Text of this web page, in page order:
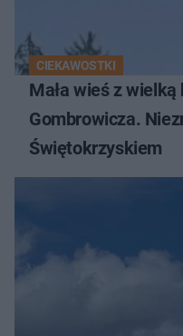
CIEKAWOSTKI
Mała wieś z
Gombrowicza.
Świętokrzyskiem